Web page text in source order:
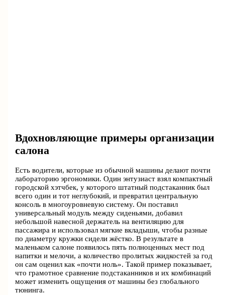
Вдохновляющие примеры организации
салона
Есть водители, которые из обычной машины делают почти
лабораторию эргономики. Один энтузиаст взял компактный
городской хэтчбек, у которого штатный подстаканник был
всего один и тот неглубокий, и превратил центральную
консоль в многоуровневую систему. Он поставил
универсальный модуль между сиденьями, добавил
небольшой навесной держатель на вентиляцию для
пассажира и использовал мягкие вкладыши, чтобы разные
по диаметру кружки сидели жёстко. В результате в
маленьком салоне появилось пять полноценных мест под
напитки и мелочи, а количество пролитых жидкостей за год
он сам оценил как «почти ноль». Такой пример показывает,
что грамотное сравнение подстаканников и их комбинаций
может изменить ощущения от машины без глобального
тюнинга.